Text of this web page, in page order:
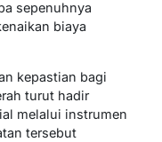
sepenuhnya
biaya
kepastian bagi
turut hadir
melalui instrumen
tersebut